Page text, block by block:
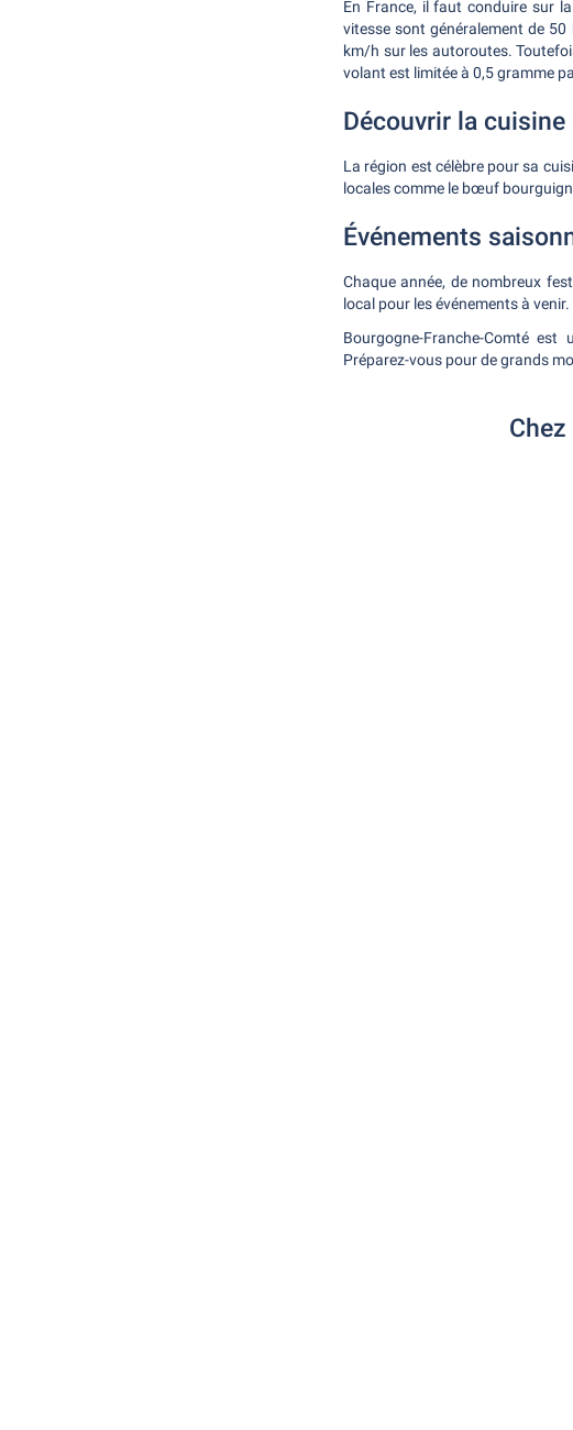
En France, il faut conduire sur
vitesse sont généralement de
km/h sur les autoroutes.
volant est limitée à 0,5 gramme
Découvrir la cuisine
La région est célèbre pour sa
locales comme le bœuf
Événements
Chaque année, de nombreux
local pour les événements à venir.
Bourgogne-Franche-Comté
Préparez-vous pour de grands